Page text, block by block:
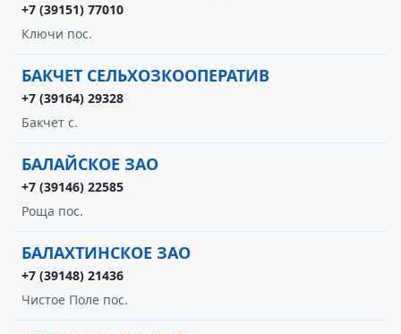
+7 (39151) 77010
Ключи пос.
БАКЧЕТ СЕЛЬХОЗКООПЕРАТИВ
+7 (39164) 29328
Бакчет с.
БАЛАЙСКОЕ ЗАО
+7 (39146) 22585
Роща пос.
БАЛАХТИНСКОЕ ЗАО
+7 (39148) 21436
Чистое Поле пос.